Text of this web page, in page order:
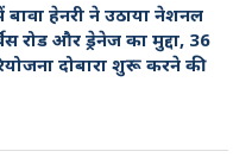
बावा हेनरी ने उठाया नेशनल
रोड और ड्रेनेज का मुद्दा, 36
दोबारा शुरू करने की